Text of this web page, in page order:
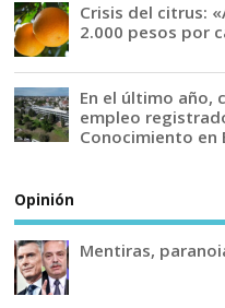
Crisis del citrus:
2.000 pesos por
En el último año,
empleo
Conocimiento en
Opinión
Mentiras,